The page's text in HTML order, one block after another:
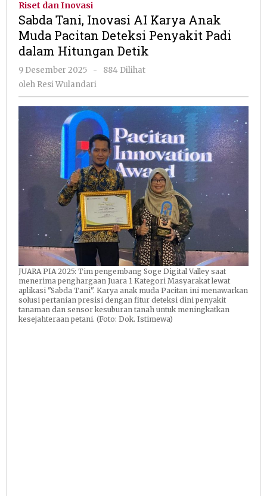
Karya
Anak
Muda
Padi
dalam
Hitungan
Detik
Riset dan Inovasi
Sabda Tani, Inovasi AI Karya Anak
Muda Pacitan Deteksi Penyakit Padi
dalam Hitungan Detik
9 Desember 2025
oleh
Resi
-
884 Dilihat
oleh Resi Wulandari
JUARA PIA 2025: Tim pengembang Soge Digital Valley saat
menerima penghargaan Juara 1 Kategori Masyarakat lewat
aplikasi "Sabda Tani". Karya anak muda Pacitan ini menawarkan
solusi pertanian presisi dengan fitur deteksi dini penyakit
tanaman dan sensor kesuburan tanah untuk meningkatkan
kesejahteraan petani. (Foto: Dok. Istimewa)